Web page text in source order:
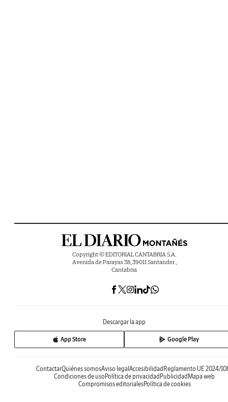
Copyright © EDITORIAL CANTABRIA S.A.
Avenida de Parayas 38, 39011 Santander ,
Cantabria
Descargar la app
App Store Google Play
ContactarQuiénes somosAviso legalAccesibilidadReglamento UE 2024/
Condiciones de usoPolítica de privacidadPublicidadMapa web
Compromisos editorialesPolítica de cookies